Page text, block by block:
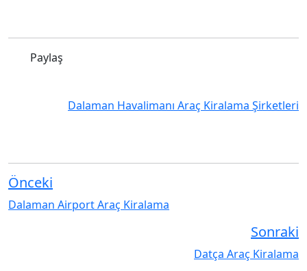
Paylaş
Dalaman Havalimanı Araç Kiralama Şirketleri
Önceki
Dalaman Airport Araç Kiralama
Sonraki
Datça Araç Kiralama